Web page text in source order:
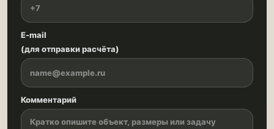
E-mail
(для отправки расчёта)
Комментарий